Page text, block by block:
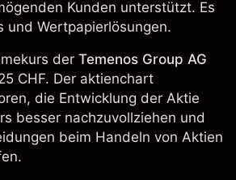
Kunden unterstützt. Es
und Wertpapierlösungen.
der Temenos Group AG
CHF. Der aktienchart
die Entwicklung der Aktie
besser nachzuvollziehen und
beim Handeln von Aktien